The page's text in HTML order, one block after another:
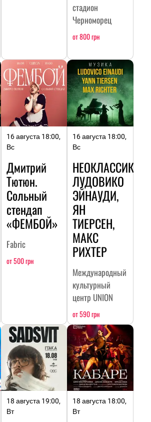
стадион
Черноморец
от 800 грн
16 августа 18:00,
Вс
Дмитрий
Тютюн.
Сольный
стендап
«ФЕМБОЙ»
Fabric
от 500 грн
16 августа 18:00,
Вс
НЕОКЛАССИКА:
ЛУДОВИКО
ЭЙНАУДИ,
ЯН
ТИЕРСЕН,
МАКС
РИХТЕР
Международный
культурный
центр UNION
от 590 грн
18 августа 19:00,
Вт
18 августа 18:00,
Вт